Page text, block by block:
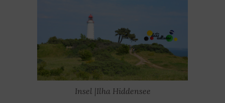
Insel |Ilha Hiddensee